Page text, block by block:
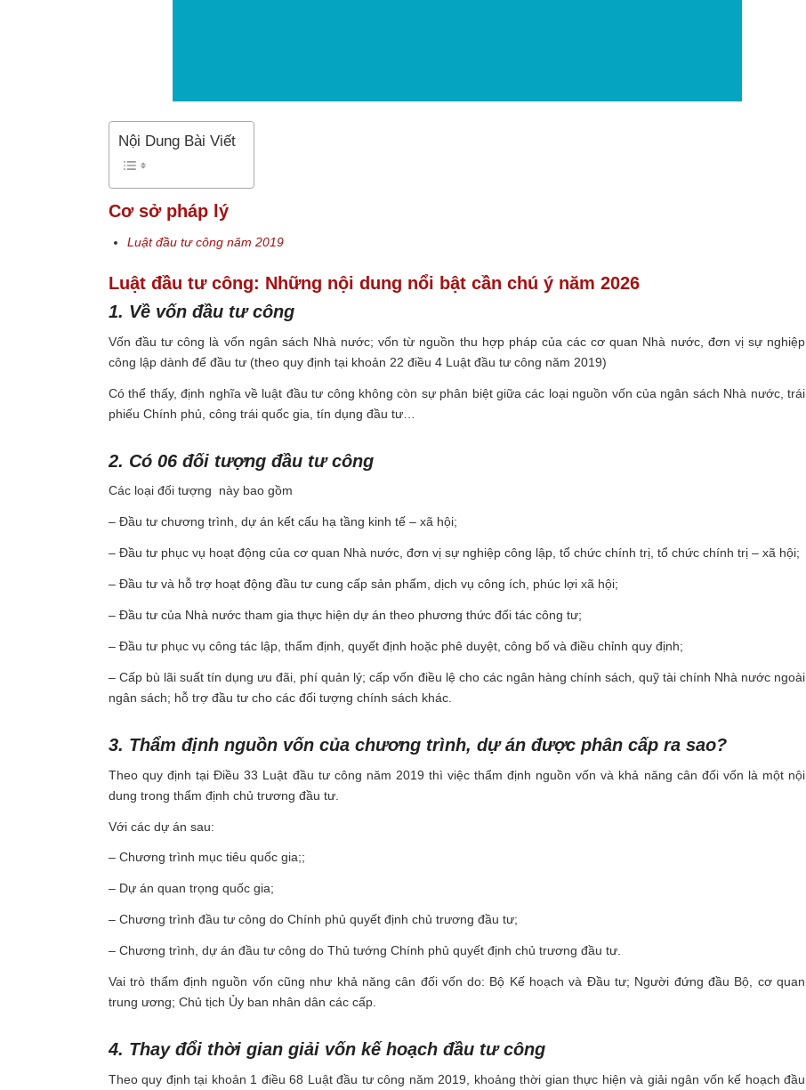
Nội Dung Bài Viết
Cơ sở pháp lý
Luật đầu tư công năm 2019
Luật đầu tư công: Những nội dung nổi bật cần chú ý năm 2026
1. Về vốn đầu tư công
Vốn đầu tư công là vốn ngân sách Nhà nước; vốn từ nguồn thu hợp pháp của các cơ quan Nhà nước, đơn vị sự nghiệp
công lập dành để đầu tư (theo quy định tại khoản 22 điều 4 Luật đầu tư công năm 2019)
Có thể thấy, định nghĩa về luật đầu tư công không còn sự phân biệtgiữa các loại nguồn vốn của ngân sách Nhà nước, trái
phiếu Chính phủ, công trái quốc gia, tín dụng đầu tư…
2. Có 06 đối tượng đầu tư công
Các loại đối tượng này bao gồm
– Đầu tư chương trình, dự án kết cấu hạ tầng kinh tế – xã hội;
– Đầu tư phục vụ hoạt động của cơ quan Nhà nước, đơn vị sự nghiệp công lập, tổ chức chính trị, tổ chức chính trị – xã hội;
– Đầu tư và hỗ trợ hoạt động đầu tư cung cấp sản phẩm, dịch vụ công ích, phúc lợi xã hội;
– Đầu tư của Nhà nước tham gia thực hiện dự án theo phương thức đối tác công tư;
– Đầu tư phục vụ công tác lập, thẩm định, quyết định hoặc phê duyệt, công bố và điều chỉnh quy định;
– Cấp bù lãi suất tín dụng ưu đãi, phí quản lý; cấp vốn điều lệ cho các ngân hàng chính sách, quỹ tài chính Nhà nước ngoài
ngân sách; hỗ trợ đầu tư cho các đối tượng chính sách khác.
3. Thẩm định nguồn vốn của chương trình, dự án được phân cấp ra sao?
Theo quy định tại Điều 33 Luật đầu tư công năm 2019 thì việc thẩm định nguồn vốn và khả năng cân đối vốn là một nội
dung trong thẩm định chủ trương đầu tư.
Với các dự án sau:
– Chương trình mục tiêu quốc gia;;
– Dự án quan trọng quốc gia;
– Chương trình đầu tư công do Chính phủ quyết định chủ trương đầu tư;
– Chương trình, dự án đầu tư công do Thủ tướng Chính phủ quyết định chủ trương đầu tư.
Vai trò thẩm định nguồn vốn cũng như khả năng cân đối vốn do: Bộ Kế hoạch và Đầu tư; Người đứng đầu Bộ, cơ quan
trung ương; Chủ tịch Ủy ban nhân dân các cấp.
4. Thay đổi thời gian giải vốn kế hoạch đầu tư công
Theo quy định tại khoản 1 điều 68 Luật đầu tư công năm 2019, khoảngthời gian thực hiện và giải ngân vốn kế hoạch đầu